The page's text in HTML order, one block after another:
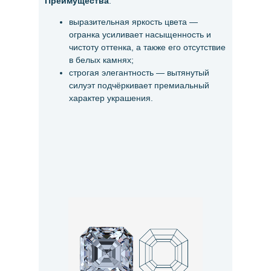
выразительная яркость цвета —
огранка усиливает насыщенность и
чистоту оттенка, а также его отсутствие
в белых камнях;
строгая элегантность — вытянутый
силуэт подчёркивает премиальный
характер украшения.